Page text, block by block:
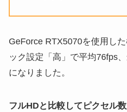
GeForce RTX5070を使用し
ック設定「高」で平均76fps
になりました。
フルHDと比較してピクセル